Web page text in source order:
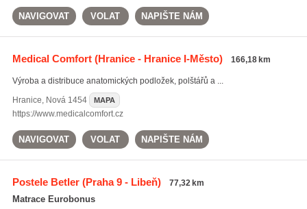
NAVIGOVAT VOLAT NAPIŠTE NÁM
Medical Comfort(Hranice - Hranice I-Město) 166,18 km
Výroba a distribuce anatomických podložek, polštářů a ...
Hranice, Nová 1454 MAPA
https://www.medicalcomfort.cz
NAVIGOVAT VOLAT NAPIŠTE NÁM
Postele Betler(Praha 9 - Libeň) 77,32 km
Matrace Eurobonus